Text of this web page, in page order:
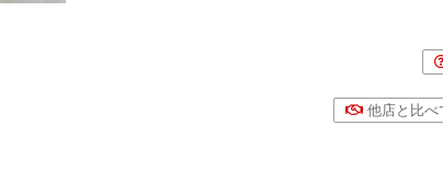
他店と比べ